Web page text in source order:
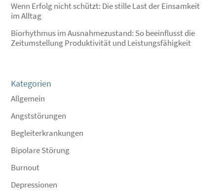
Wenn Erfolg nicht schützt: Die stille Last der Einsamkeit
im Alltag
Biorhythmus im Ausnahmezustand: So beeinflusst die
Zeitumstellung Produktivität und Leistungsfähigkeit
Kategorien
Allgemein
Angststörungen
Begleiterkrankungen
Bipolare Störung
Burnout
Depressionen